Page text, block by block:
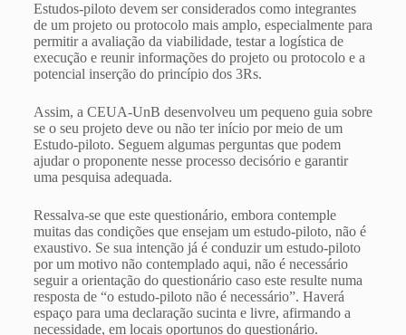
Estudos-piloto devem ser considerados como integrantes
de um projeto ou protocolo mais amplo, especialmente para
permitir a avaliação da viabilidade, testar a logística de
execução e reunir informações do projeto ou protocolo e a
potencial inserção do princípio dos 3Rs.
Assim, a CEUA-UnB desenvolveu um pequeno guia sobre
se o seu projeto deve ou não ter início por meio de um
Estudo-piloto. Seguem algumas perguntas que podem
ajudar o proponente nesse processo decisório e garantir
uma pesquisa adequada.
Ressalva-se que este questionário, embora contemple
muitas das condições que ensejam um estudo-piloto, não é
exaustivo. Se sua intenção já é conduzir um estudo-piloto
por um motivo não contemplado aqui, não é necessário
seguir a orientação do questionário caso este resulte numa
resposta de “o estudo-piloto não é necessário”. Haverá
espaço para uma declaração sucinta e livre, afirmando a
necessidade, em locais oportunos do questionário.